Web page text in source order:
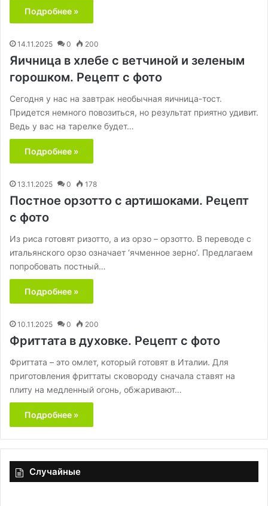
Подробнее »
14.11.2025 0 200
Яичница в хлебе с ветчиной и зеленым
горошком. Рецепт с фото
Сегодня у нас на завтрак необычная яичница-тост.
Придется немного повозиться, но результат приятно удивит.
Ведь у вас на тарелке будет…
Подробнее »
13.11.2025 0 178
Постное орзотто с артишоками. Рецепт
с фото
Из риса готовят ризотто, а из орзо – орзотто. В переводе с
итальянского орзо означает ‘ячменное зерно’. Предлагаем
попробовать постный…
Подробнее »
10.11.2025 0 200
Фриттата в духовке. Рецепт с фото
Фриттата – это омлет, который готовят в Италии. Для
приготовления фриттаты сковороду сначала ставят на
плиту на медленный огонь, обжаривают…
Подробнее »
Случайные